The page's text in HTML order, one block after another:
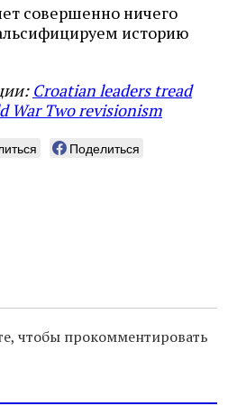
совершенно ничего
историю
Croatian leaders tread
War Two revisionism
Поделиться
чтобы прокомментировать